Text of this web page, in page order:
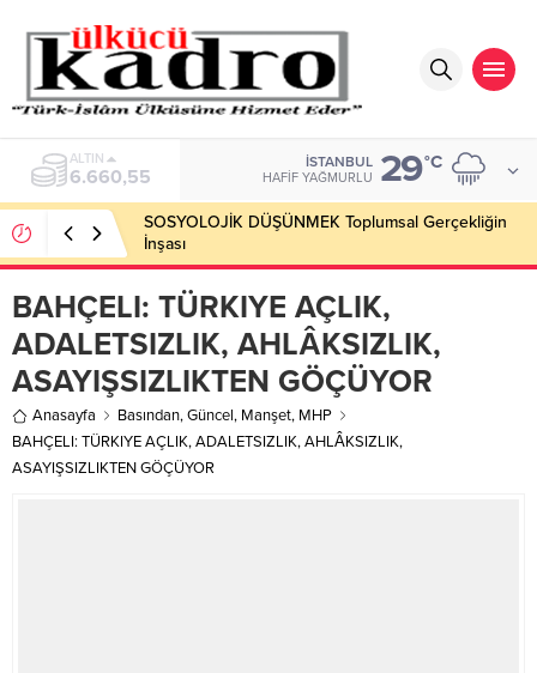
BIST
13.779,39
İSTANBUL
HAFIF YAĞMURLU 29°C
SOSYOLOJİK DÜŞÜNMEK Toplumsal Gerçekliğin
İnşası
BAHÇELI: TÜRKIYE AÇLIK,
ADALETSIZLIK, AHLÂKSIZLIK,
ASAYIŞSIZLIKTEN GÖÇÜYOR
Anasayfa Basından,Güncel, Manşet, MHP
BAHÇELI: TÜRKIYE AÇLIK, ADALETSIZLIK, AHLÂKSIZLIK,
ASAYIŞSIZLIKTEN GÖÇÜYOR